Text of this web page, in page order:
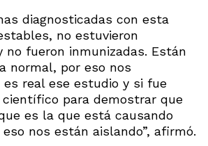
diagnosticadas con esta
no estuvieron
no fueron inmunizadas. Están
normal, por eso nos
real ese estudio y si fue
científico para demostrar que
es la que está causando
nos están aislando”, afirmó.